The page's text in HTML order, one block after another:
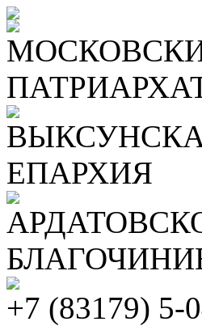
ЕПАРХИЯ
+7 (83179) 5-